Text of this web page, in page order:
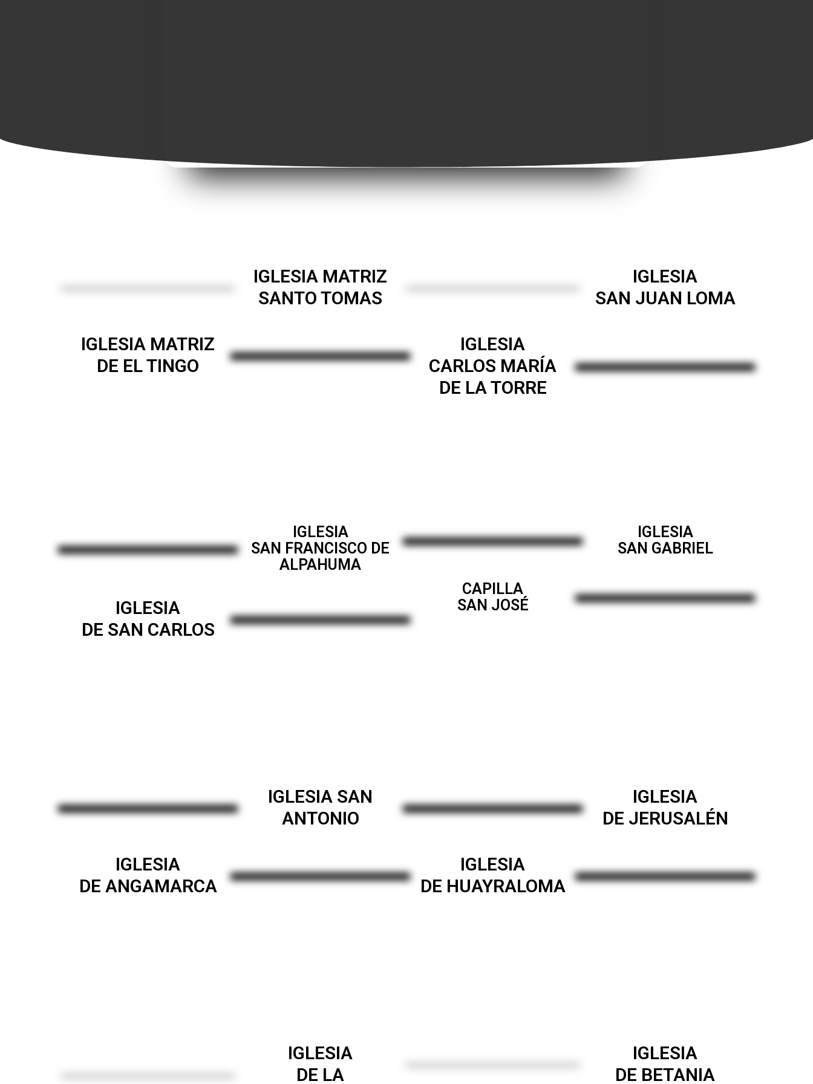
IGLESIA MATRIZ
SANTO TOMAS
IGLESIA MATRIZ
DE EL TINGO
IGLESIA
SAN JUAN LOMA
IGLESIA
CARLOS MARÍA
DE LA TORRE
IGLESIA
SAN FRANCISCO DE
ALPAHUMA
IGLESIA
DE SAN CARLOS
IGLESIA
SAN GABRIEL
CAPILLA
SAN JOSÉ
IGLESIA SAN
ANTONIO
IGLESIA
DE ANGAMARCA
IGLESIA
DE JERUSALÉN
IGLESIA
DE HUAYRALOMA
IGLESIA
DE LA
IGLESIA
DE BETANIA